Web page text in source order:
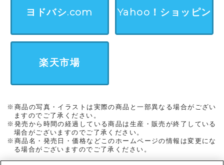
ヨドバシ.com
Yahoo！ショッピン
楽天市場
※商品の写真・イラストは実際の商品と一部異なる場合がござい
ますのでご了承ください。
※発売から時間の経過している商品は生産・販売が終了している
場合がございますのでご了承ください。
※商品名・発売日・価格などこのホームページの情報は変更にな
る場合がございますのでご了承ください。